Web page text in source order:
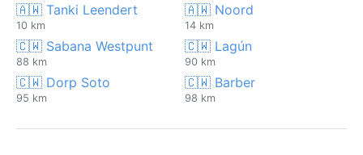
🇦🇼 Tanki Leendert
10 km
🇦🇼 Noord
14 km
🇨🇼 Sabana Westpunt
88 km
🇨🇼 Lagún
90 km
🇨🇼 Dorp Soto
95 km
🇨🇼 Barber
98 km